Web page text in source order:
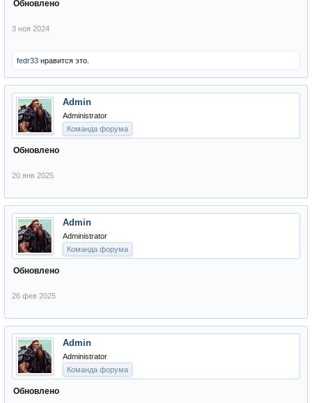
Обновлено
3 ноя 2024
fedr33 нравится это.
Admin
Administrator
Команда форума
Обновлено
20 янв 2025
Admin
Administrator
Команда форума
Обновлено
26 фев 2025
Admin
Administrator
Команда форума
Обновлено